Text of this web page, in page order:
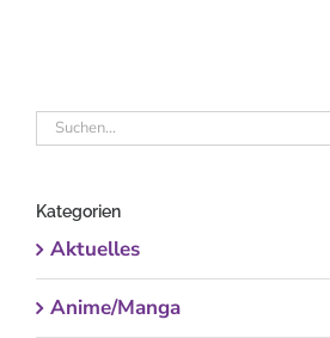
Suche
Kategorien
Aktuelles
Anime/Manga